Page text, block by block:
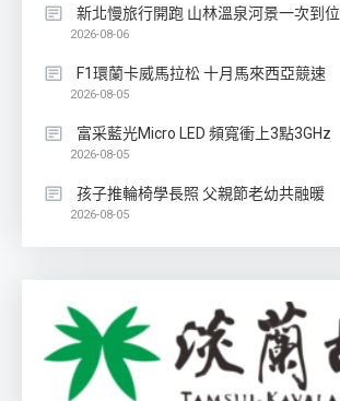
新北慢旅行開跑 山林溫泉河景一次到位
2026-08-06
F1環蘭卡威馬拉松 十月馬來西亞競速
2026-08-05
富采藍光Micro LED 頻寬衝上3點3GHz
2026-08-05
孩子推輪椅學長照 父親節老幼共融暖
2026-08-05